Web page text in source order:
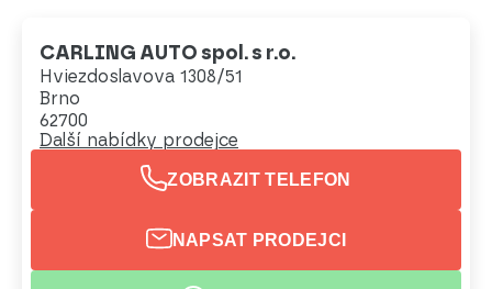
CARLING AUTO spol. s r.o.
Hviezdoslavova 1308/51
Brno
62700
Další nabídky prodejce
ZOBRAZIT TELEFON
NAPSAT PRODEJCI